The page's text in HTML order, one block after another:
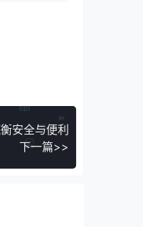
安全与便利
下一篇>>